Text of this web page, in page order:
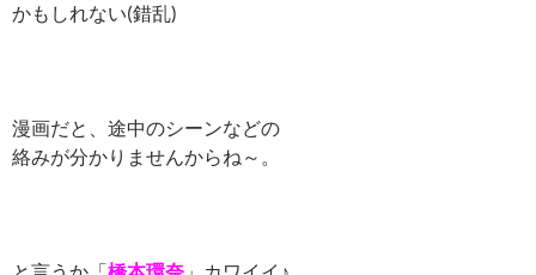
かもしれない(錯乱)
漫画だと、途中のシーンなどの
絡みが分かりませんからね～。